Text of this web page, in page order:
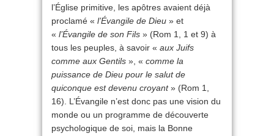
l’Église primitive, les apôtres avaient déjà
proclamé « l’Évangile de Dieu » et
« l’Évangile de son Fils » (Rom 1, 1 et 9) à
tous les peuples, à savoir « aux Juifs
comme aux Gentils », « comme la
puissance de Dieu pour le salut de
quiconque est devenu croyant» (Rom 1,
16). L’Évangile n’est donc pas une vision du
monde ou un programme de découverte
psychologique de soi, mais la Bonne